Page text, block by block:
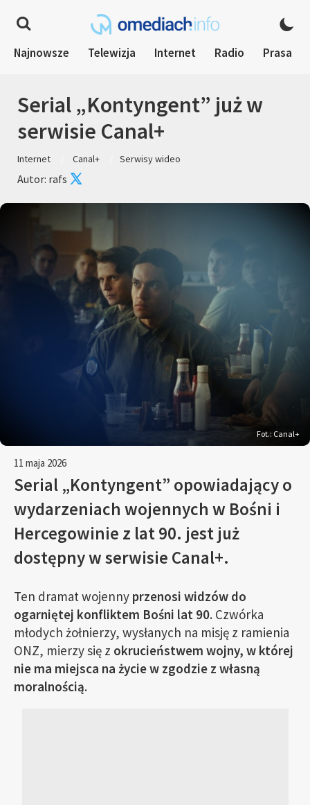
Najnowsze Telewizja Internet Radio Prasa
Serial „Kontyngent” już w
serwisie Canal+
Internet Canal+ Serwisy wideo
Autor: rafs
Fot.: Canal+
11 maja 2026
Serial „Kontyngent” opowiadający o
wydarzeniach wojennych w Bośni i
Hercegowinie z lat 90. jest już
dostępny w serwisie Canal+.
Ten dramat wojenny przenosi widzów do
ogarniętej konfliktem Bośni lat 90. Czwórka
młodych żołnierzy, wysłanych na misję z ramienia
ONZ, mierzy się z okrucieństwem wojny, w której
nie ma miejsca na życie w zgodzie z własną
moralnością.